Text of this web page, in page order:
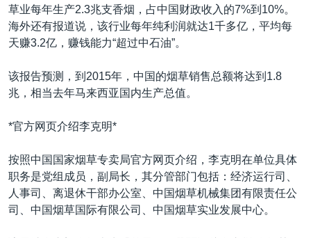
草业每年生产2.3兆支香烟，占中国财政收入的7%到10%。
海外还有报道说，该行业每年纯利润就达1千多亿，平均每
天赚3.2亿，赚钱能力“超过中石油”。
该报告预测，到2015年，中国的烟草销售总额将达到1.8
兆，相当去年马来西亚国内生产总值。
*官方网页介绍李克明*
按照中国国家烟草专卖局官方网页介绍，李克明在单位具体
职务是党组成员，副局长，其分管部门包括：经济运行司、
人事司、离退休干部办公室、中国烟草机械集团有限责任公
司、中国烟草国际有限公司、中国烟草实业发展中心。